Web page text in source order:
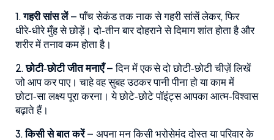
1.गहरी सांस लें– पाँच सेकंड तक नाक से गहरी सांसें लेकर, फिर
धीरे‑धीरे मुँह से छोड़ें। दो‑तीन बार दोहराने से दिमाग शांत होता है और
शरीर में तनाव कम होता है।
2.छोटी‑छोटी जीत मनाएँ– दिन में एक से दो छोटी‑छोटी चीज़ें लिखें
जो आप कर पाए। चाहे वह सुबह उठकर पानी पीना हो या काम में
छोटा‑सा लक्ष्य पूरा करना। ये छोटे‑छोटे पॉइंट्स आपका आत्म‑विश्वास
बढ़ाते हैं।
3.किसी से बात करें– अपना मन किसी भरोसेमंद दोस्त या परिवार के